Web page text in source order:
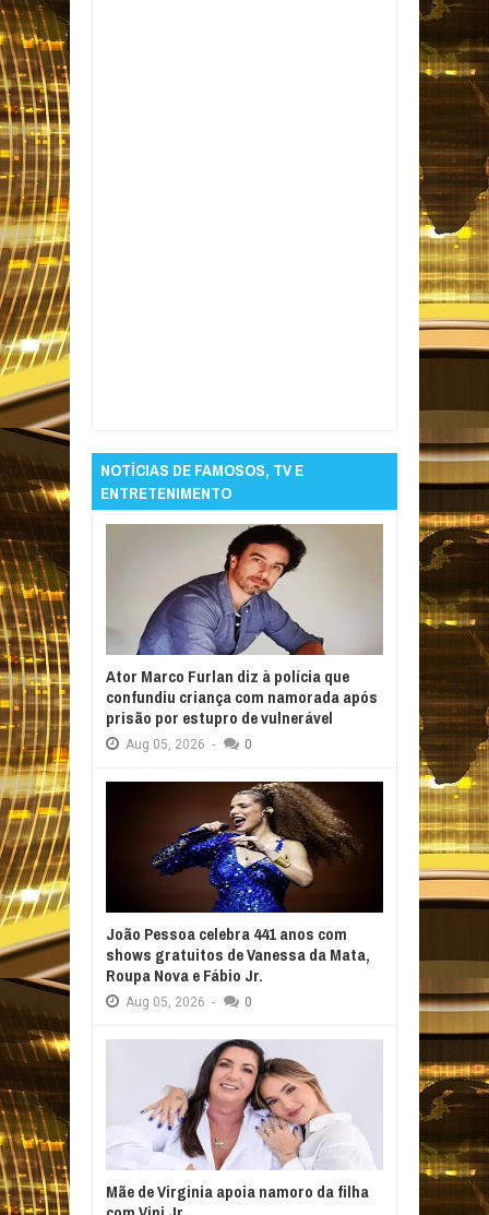
NOTÍCIAS DE FAMOSOS, TV E
ENTRETENIMENTO
Ator Marco Furlan diz à polícia que
confundiu criança com namorada após
prisão por estupro de vulnerável
Aug 05, 2026 - 0
João Pessoa celebra 441 anos com
shows gratuitos de Vanessa da Mata,
Roupa Nova e Fábio Jr.
Aug 05, 2026 - 0
Mãe de Virginia apoia namoro da filha